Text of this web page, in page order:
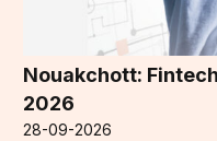
Nouakchott:
2026
28-09-2026